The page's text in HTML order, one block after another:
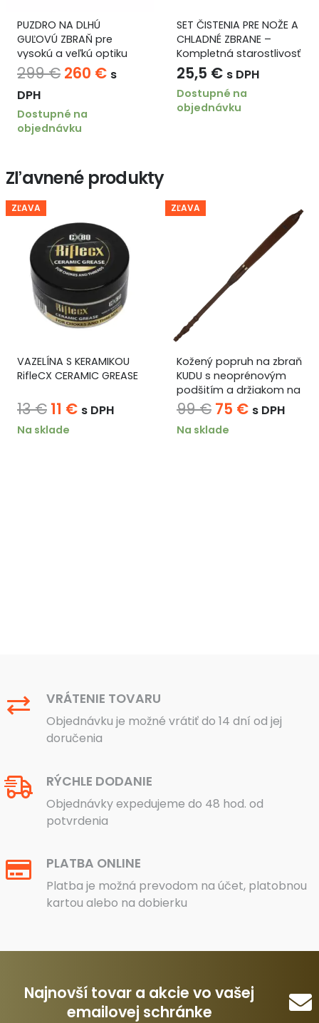
DLHÚ
pre
veľkú optiku
Pôvodná
cena
bola:
299 €.
260€Aktuálna
je:
260 €.
s
na
SET ČISTENIA PRE NOŽE A
CHLADNÉ ZBRANE –
Kompletná starostlivosť
25,5 s DPH
Dostupné na
objednávku
Kožený
Zľavnené produkty
ZĽAVA
VAZELÍNA S KERAMIKOU
RifleCX CERAMIC GREASE
13€Pôvodná
cena
11 €Aktuálna
s DPH
Na sklade
ZĽAVA
Kožený popruh na zbraň
KUDU s neoprénovým
podšitím a držiakom na
náboje – tmavohnedý
99€Pôvodná
cena
75€Aktuálna
s DPH
Na sklade
VRÁTENIE TOVARU
Objednávku je možné vrátiť do 14 dní od jej
doručenia
RÝCHLE DODANIE
Objednávky expedujeme do 48 hod. od
potvrdenia
PLATBA ONLINE
Platba je možná prevodom na účet, platobnou
kartou alebo na dobierku
Najnovší tovar a akcie vo vašej
emailovej schránke